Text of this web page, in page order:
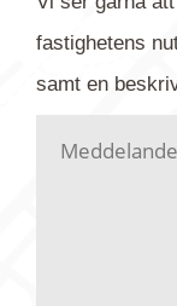
kontaktar dig
fastighetens
samt en